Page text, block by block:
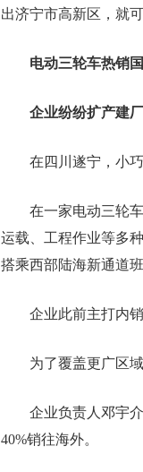
出济宁市高新区，就
电动三轮车热销
企业纷纷扩产建厂
在四川遂宁，小巧
在一家电动三轮车
运载、工程作业等多
搭乘西部陆海新通道
企业此前主打内销
为了覆盖更广区域
企业负责人邓宇介
40%销往海外。